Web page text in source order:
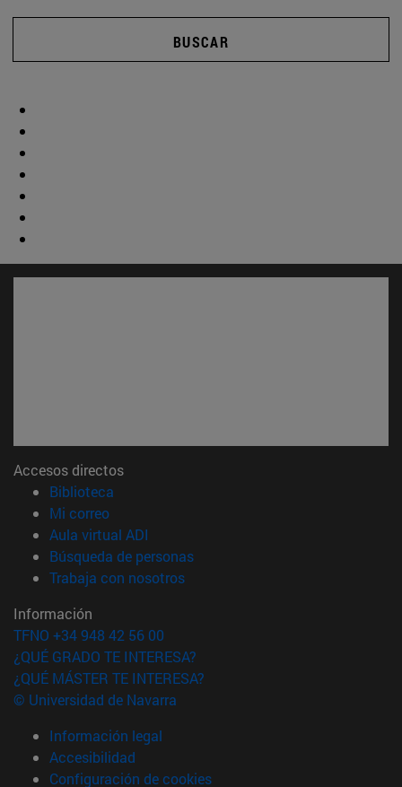
BUSCAR
Accesos directos
Biblioteca
Mi correo(abre en nueva ventana)
Aula virtual ADI
Búsqueda de personas(abre en nueva ventana)
Trabaja con nosotros(abre en nueva ventana)
Información
TFNO +34 948 42 56 00
¿QUÉ GRADO TE INTERESA?
¿QUÉ MÁSTER TE INTERESA?
© Universidad de Navarra
Información legal
Accesibilidad
Configuración de cookies